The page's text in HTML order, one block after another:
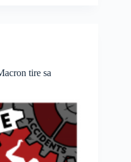
tire sa